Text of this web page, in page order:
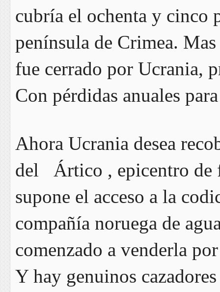
cubría el ochenta y cinco
península de Crimea.
fue cerrado por Ucrania,
Con pérdidas anuales
Ahora Ucrania desea
del Ártico , epicentro de
supone el acceso a la
compañía noruega de
comenzado a venderla
Y hay genuinos